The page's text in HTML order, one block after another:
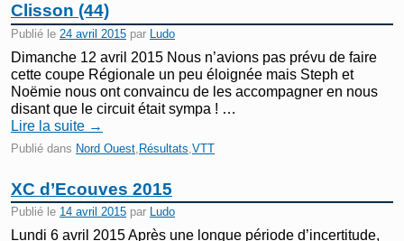
Clisson (44)
Publié le 24 avril 2015 par Ludo
Dimanche 12 avril 2015 Nous n’avions pas prévu de faire
cette coupe Régionale un peu éloignée mais Steph et
Noëmie nous ont convaincu de les accompagner en nous
disant que le circuit était sympa ! …
Lire la suite →
Publié dans Nord Ouest Résultats VTT
XC d’Ecouves 2015
Publié le 14 avril 2015 par Ludo
Lundi 6 avril 2015 Après une longue période d’incertitude,